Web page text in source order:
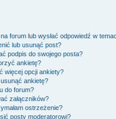
forum lub wysłać odpowiedź w
lub usunąć post?
podpis do swojego posta?
ankietę?
więcej opcji ankiety?
ankietę?
do forum?
załączników?
ostrzeżenie?
posty moderatorowi?